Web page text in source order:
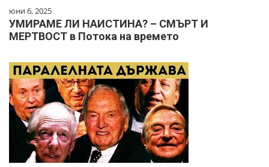
юни 6, 2025
УМИРАМЕ ЛИ НАИСТИНА? – СМЪРТ И
МЕРТВОСТ в Потока на времето